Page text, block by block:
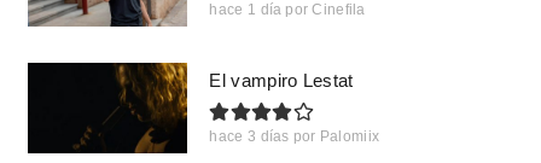
hace 1 día por Cinefila
El vampiro Lestat
hace 3 días por Palomiix